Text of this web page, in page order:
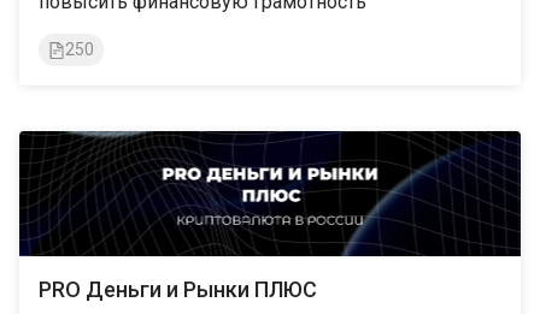
250
PRO Деньги и Рынки ПЛЮС